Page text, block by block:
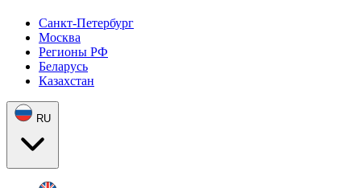
Санкт-Петербург
Москва
Регионы РФ
Беларусь
Казахстан
RU